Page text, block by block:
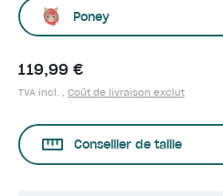
Poney
119,99 €
TVA incl. , Coût de livraison exclut
Conseiller de taille